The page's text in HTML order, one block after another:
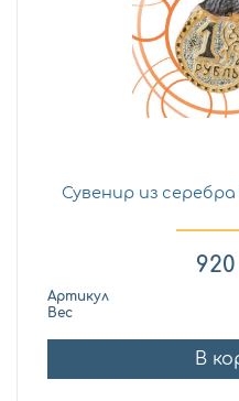
Сувенир из
920
Артикул
Вес
В